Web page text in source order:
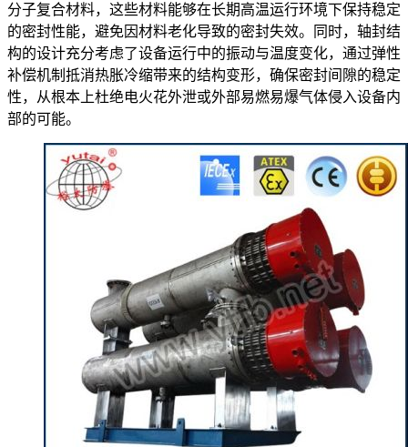
分子复合材料，这些材料能够在长期高温运行环境下保持稳定
的密封性能，避免因材料老化导致的密封失效。同时，轴封结
构的设计充分考虑了设备运行中的振动与温度变化，通过弹性
补偿机制抵消热胀冷缩带来的结构变形，确保密封间隙的稳定
性，从根本上杜绝电火花外泄或外部易燃易爆气体侵入设备内
部的可能。